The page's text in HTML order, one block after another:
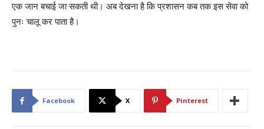
एक जान बचाई जा सकती थी। अब देखना है कि प्रशासन कब तक इस सेवा को
पुनः चालू कर पाता है।
Facebook X Pinterest